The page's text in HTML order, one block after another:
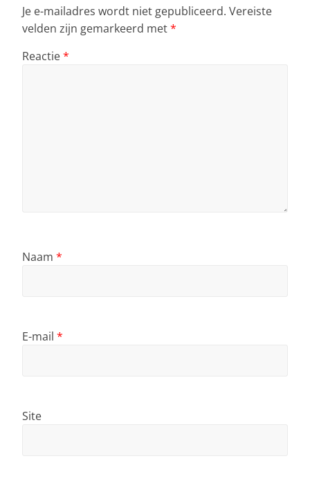
Je e-mailadres wordt niet gepubliceerd. Vereiste
velden zijn gemarkeerd met*
Reactie*
Naam *
E-mail *
Site